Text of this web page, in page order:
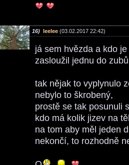
16) leelee (03.02.2017 22:42)
já sem hvězda a kdo
zasloužil jednu do zubů
tak nějak to vyplynulo
nebylo to škrobený,
prostě se tak posunuli
kdo má kolik jizev na
na tom aby měl jeden
nekončí, to rozhodně